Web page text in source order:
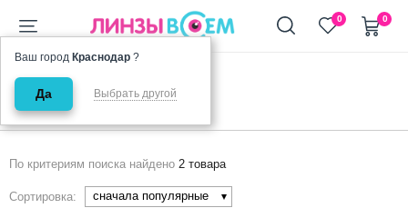
Ваш город Краснодар ?
Да Выбрать другой
+7 (911) 944-90-10 0 0
Синие линзы
По критериям поиска найдено 2 товара
Сортировка: сначала популярные